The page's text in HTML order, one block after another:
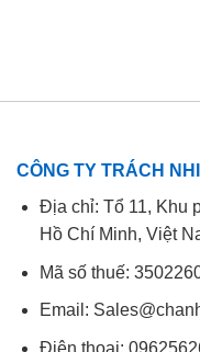
CÔNG TY TRÁCH
Địa chỉ: Tổ 11, Khu
Hồ Chí Minh, Việt
Mã số thuế:
Email:
Điện thoại: